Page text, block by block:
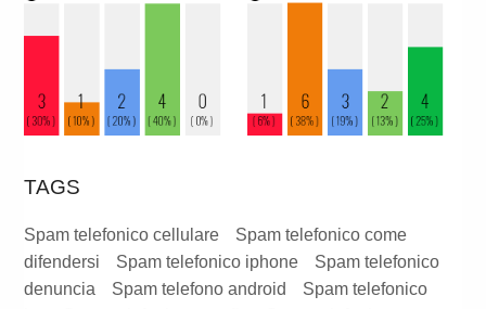
TAGS
Spam telefonico cellulare
Spam telefonico come
difendersi
Spam telefonico iphone
Spam telefonico
denuncia
Spam telefono android
Spam telefonico